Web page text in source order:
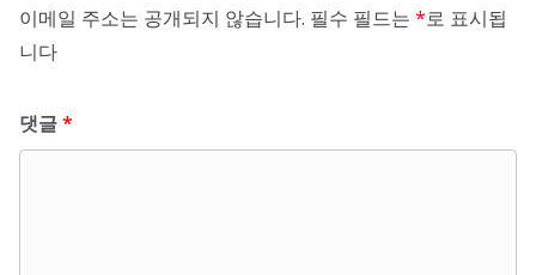
이메일 주소는 공개되지 않습니다. 필수 필드는 *로 표시됩
니다
댓글*